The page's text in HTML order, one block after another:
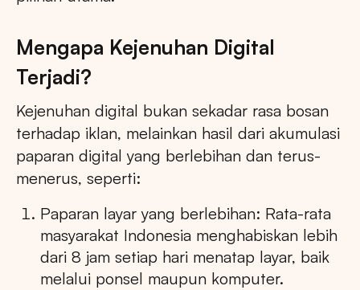
Mengapa Kejenuhan Digital
Terjadi?
Kejenuhan digital bukan sekadar rasa bosan
terhadap iklan, melainkan hasil dari akumulasi
paparan digital yang berlebihan dan terus-
menerus, seperti:
Paparan layar yang berlebihan: Rata-rata
masyarakat Indonesia menghabiskan lebih
dari 8 jam setiap hari menatap layar, baik
melalui ponsel maupun komputer.